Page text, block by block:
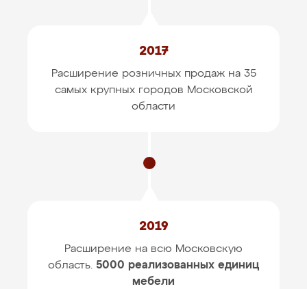
2017
Расширение розничных продаж на 35
самых крупных городов Московской
области
2019
Расширение на всю Московскую
область. 5000 реализованных единиц
мебели